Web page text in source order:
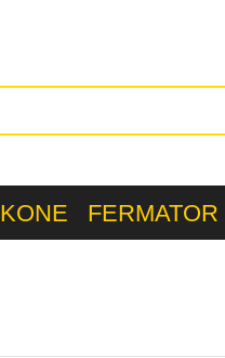
KONE FERMATOR